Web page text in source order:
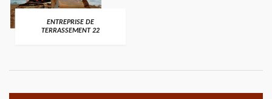
ENTREPRISE DE
TERRASSEMENT 22